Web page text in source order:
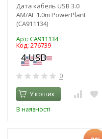
Дата кабель USB 3.0
AM/AF 1.0m PowerPlant
(CA911134)
Арт: CA911134
Код: 276739
0
У кошик
В наявності